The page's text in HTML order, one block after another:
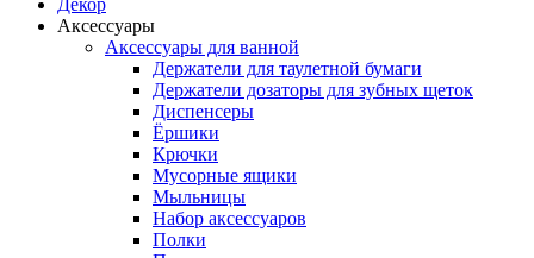
Декор
Аксессуары
Аксессуары для ванной
Держатели для таулетной бумаги
Держатели дозаторы для зубных щеток
Диспенсеры
Ёршики
Крючки
Мусорные ящики
Мыльницы
Набор аксессуаров
Полки